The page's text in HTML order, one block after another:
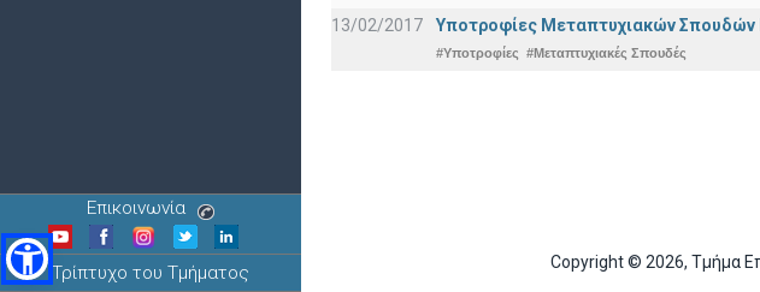
Επικοινωνία
Τρίπτυχο του Τμήματος
13/02/2017 Υποτροφίες Μεταπτυχιακών Σπουδών
#Υποτροφίες #Μεταπτυχιακές Σπουδές
Copyright © 2026, Τμήμα